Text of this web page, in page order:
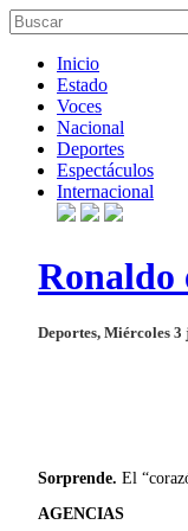
Inicio
Estado
Voces
Nacional
Deportes
Espectáculos
Internacional
Ronaldo
Deportes, Miércoles
Sorprende. El
AGENCIAS